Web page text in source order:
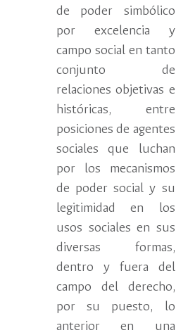
de poder simbólico
por excelencia y
campo social en tanto
conjunto de
relaciones objetivas e
históricas, entre
posiciones de agentes
sociales que luchan
por los mecanismos
de poder social y su
legitimidad en los
usos sociales en sus
diversas formas,
dentro y fuera del
campo del derecho,
por su puesto, lo
anterior en una